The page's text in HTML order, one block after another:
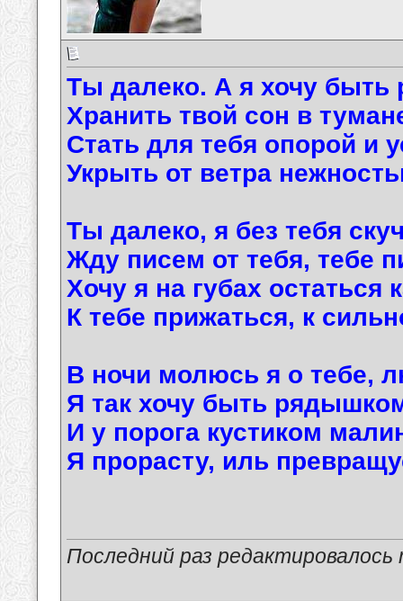
Ты далеко. А я хочу быть
Хранить твой сон в
Стать для тебя опорой и
Укрыть от ветра
Ты далеко, я без тебя
Жду писем от тебя, тебе
Хочу я на губах остаться
К тебе прижаться, к
В ночи молюсь я о тебе,
Я так хочу быть
И у порога кустиком
Я прорасту, иль
Последний раз